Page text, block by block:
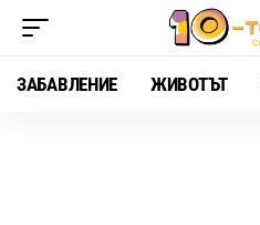
ЗАБАВЛЕНИЕ ЖИВОТЪТ